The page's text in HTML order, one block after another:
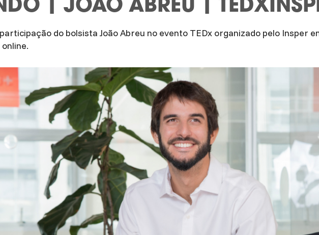
do bolsista João Abreu no evento TEDx organizado pelo Insper